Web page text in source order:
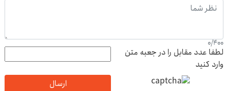
0/400
لطفا عدد مقابل را در جعبه متن
وارد کنید
ارسال